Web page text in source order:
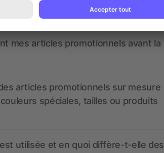
?
mes articles promotionnels avant la
articles promotionnels sur mesure
spéciales, tailles ou produits
utilisée et en quoi diffère-t-elle des